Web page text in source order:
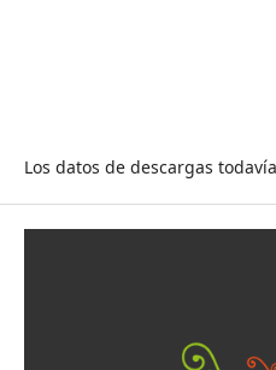
Los datos de descargas